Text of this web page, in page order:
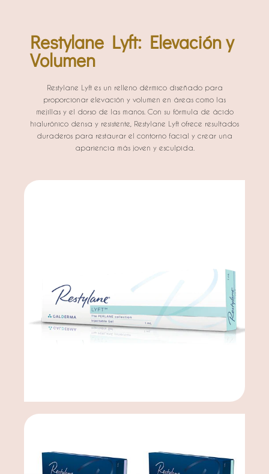
Restylane Lyft: Elevación y
Volumen
Restylane Lyft es un relleno dérmico diseñado para
proporcionar elevación y volumen en áreas como las
mejillas y el dorso de las manos. Con su fórmula de ácido
hialurónico densa y resistente, Restylane Lyft ofrece resultados
duraderos para restaurar el contorno facial y crear una
apariencia más joven y esculpida.